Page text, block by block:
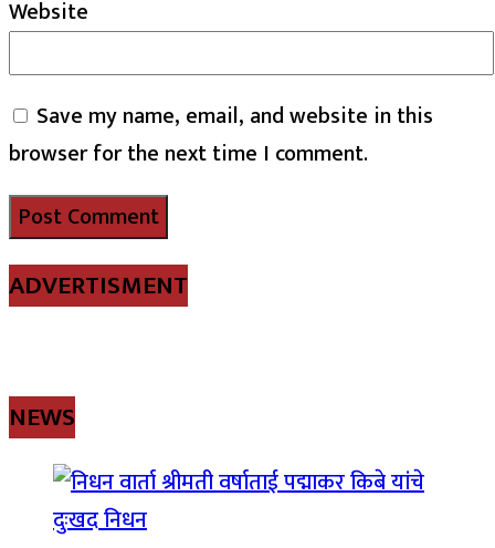
Website
Save my name, email, and website in this
browser for the next time I comment.
ADVERTISMENT
NEWS